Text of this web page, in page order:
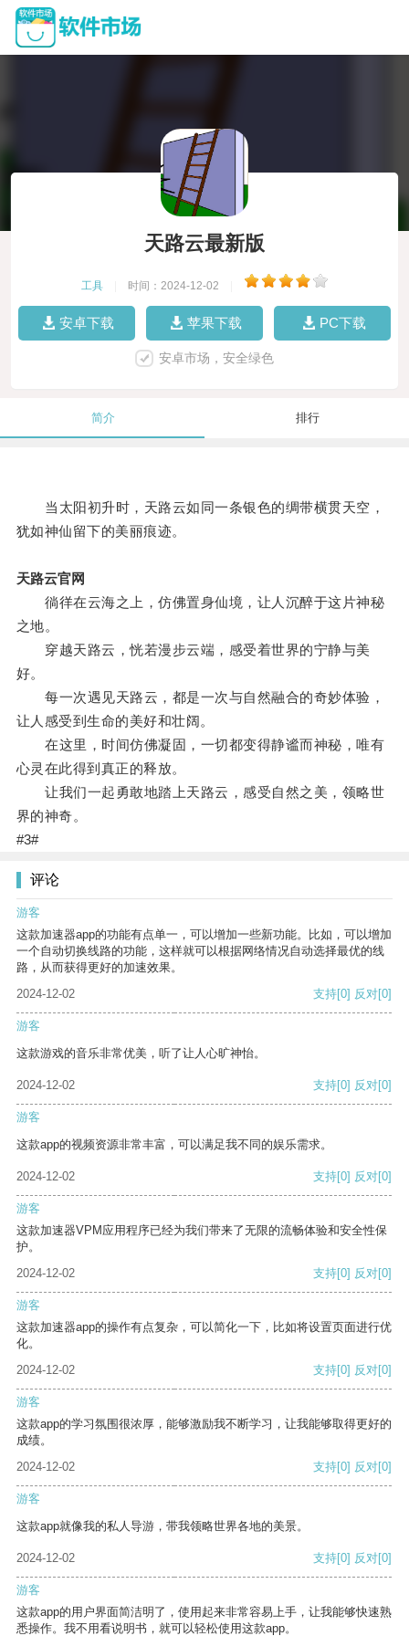
天路云最新版
工具 时间：2024-12-02
安卓下载 苹果下载 PC下载
安卓市场，安全绿色
简介 排行
当太阳初升时，天路云如同一条银色的绸带横贯天空，
犹如神仙留下的美丽痕迹。
天路云官网
徜徉在云海之上，仿佛置身仙境，让人沉醉于这片神秘
之地。
穿越天路云，恍若漫步云端，感受着世界的宁静与美
好。
每一次遇见天路云，都是一次与自然融合的奇妙体验，
让人感受到生命的美好和壮阔。
在这里，时间仿佛凝固，一切都变得静谧而神秘，唯有
心灵在此得到真正的释放。
让我们一起勇敢地踏上天路云，感受自然之美，领略世
界的神奇。
#3#
评论
游客
这款加速器app的功能有点单一，可以增加一些新功能。比如，可以增加
一个自动切换线路的功能，这样就可以根据网络情况自动选择最优的线
路，从而获得更好的加速效果。
2024-12-02
支持[0] 反对[0]
游客
这款游戏的音乐非常优美，听了让人心旷神怡。
2024-12-02 支持[0] 反对[0]
游客
这款app的视频资源非常丰富，可以满足我不同的娱乐需求。
2024-12-02 支持[0] 反对[0]
游客
这款加速器VPM应用程序已经为我们带来了无限的流畅体验和安全性保
护。
2024-12-02
支持[0] 反对[0]
游客
这款加速器app的操作有点复杂，可以简化一下，比如将设置页面进行优
化。
2024-12-02
支持[0] 反对[0]
游客
这款app的学习氛围很浓厚，能够激励我不断学习，让我能够取得更好的
成绩。
2024-12-02
支持[0] 反对[0]
游客
这款app就像我的私人导游，带我领略世界各地的美景。
2024-12-02 支持[0] 反对[0]
游客
这款app的用户界面简洁明了，使用起来非常容易上手，让我能够快速熟
悉操作。我不用看说明书，就可以轻松使用这款app。